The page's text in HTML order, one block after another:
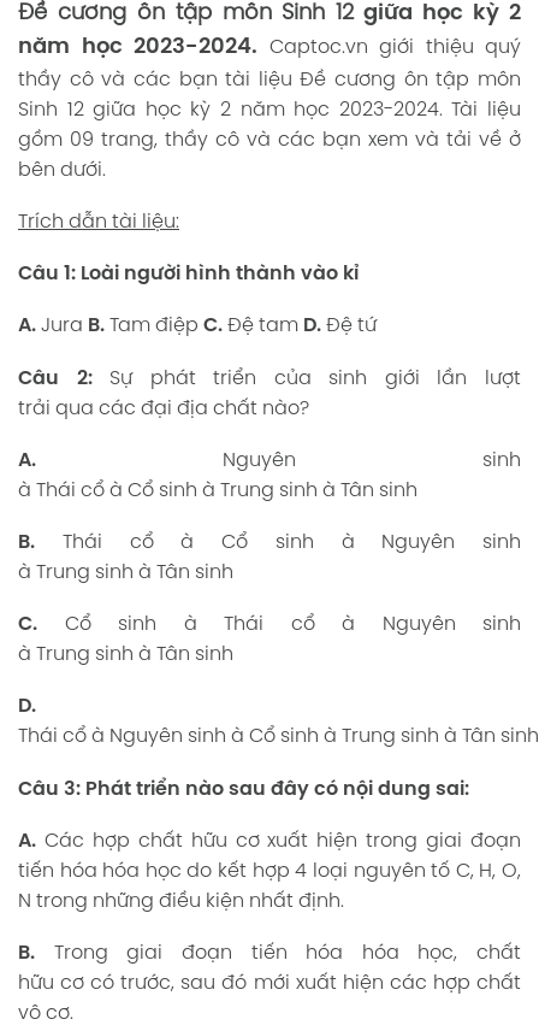
Đề cương ôn tập môn Sinh 12giữa học kỳ 2
năm học 2023-2024.
Captoc.vn giới thiệu quý
thầy cô và các bạn tài liệu Đề cương ôn tập môn
Sinh 12 giữa học kỳ 2 năm học 2023-2024. Tài liệu
gồm 09 trang, thầy cô và các bạn xem và tải về ở
bên dưới.
Trích dẫn tài liệu:
Câu 1: Loài người hình thành vào kỉ
A. Jura B. Tam điệp C. Đệ tam D. Đệ tứ
Câu 2: Sự phát triển của sinh giới lần lượt
trải qua các đại địa chất nào?
A. Nguyên sinh
à Thái cổ à Cổ sinh à Trung sinh à Tân sinh
B. Thái cổ à Cổ sinh à Nguyên sinh
à Trung sinh à Tân sinh
C. Cổ sinh à Thái cổ à Nguyên sinh
à Trung sinh à Tân sinh
D.
Thái cổ à Nguyên sinh à Cổ sinh à Trung sinh à Tân sinh
Câu 3: Phát triển nào sau đây có nội dung sai:
A. Các hợp chất hữu cơ xuất hiện trong giai đoạn
tiến hóa hóa học do kết hợp 4 loại nguyên tố C, H, O,
N trong những điều kiện nhất định.
B. Trong giai đoạn tiến hóa hóa học, chất
hữu cơ có trước, sau đó mới xuất hiện các hợp chất
vô cơ.